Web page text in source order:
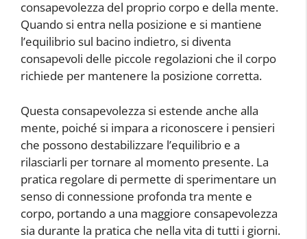
consapevolezza del proprio corpo e della mente.
Quando si entra nella posizione e si mantiene
l’equilibrio sul bacino indietro, si diventa
consapevoli delle piccole regolazioni che il corpo
richiede per mantenere la posizione corretta.
Questa consapevolezza si estende anche alla
mente, poiché si impara a riconoscere i pensieri
che possono destabilizzare l’equilibrio e a
rilasciarli per tornare al momento presente. La
pratica regolare di permette di sperimentare un
senso di connessione profonda tra mente e
corpo, portando a una maggiore consapevolezza
sia durante la pratica che nella vita di tutti i giorni.